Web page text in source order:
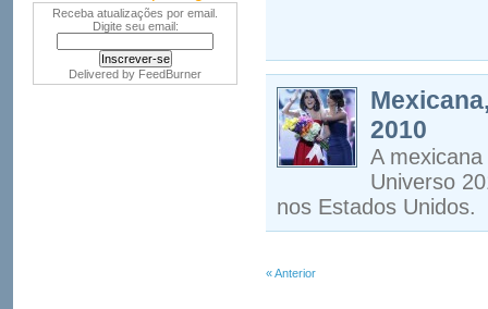
Receba atualizações por email.
Digite seu email:
Delivered by FeedBurner
2010
A
Universo
nos Estados Unidos.
« Anterior